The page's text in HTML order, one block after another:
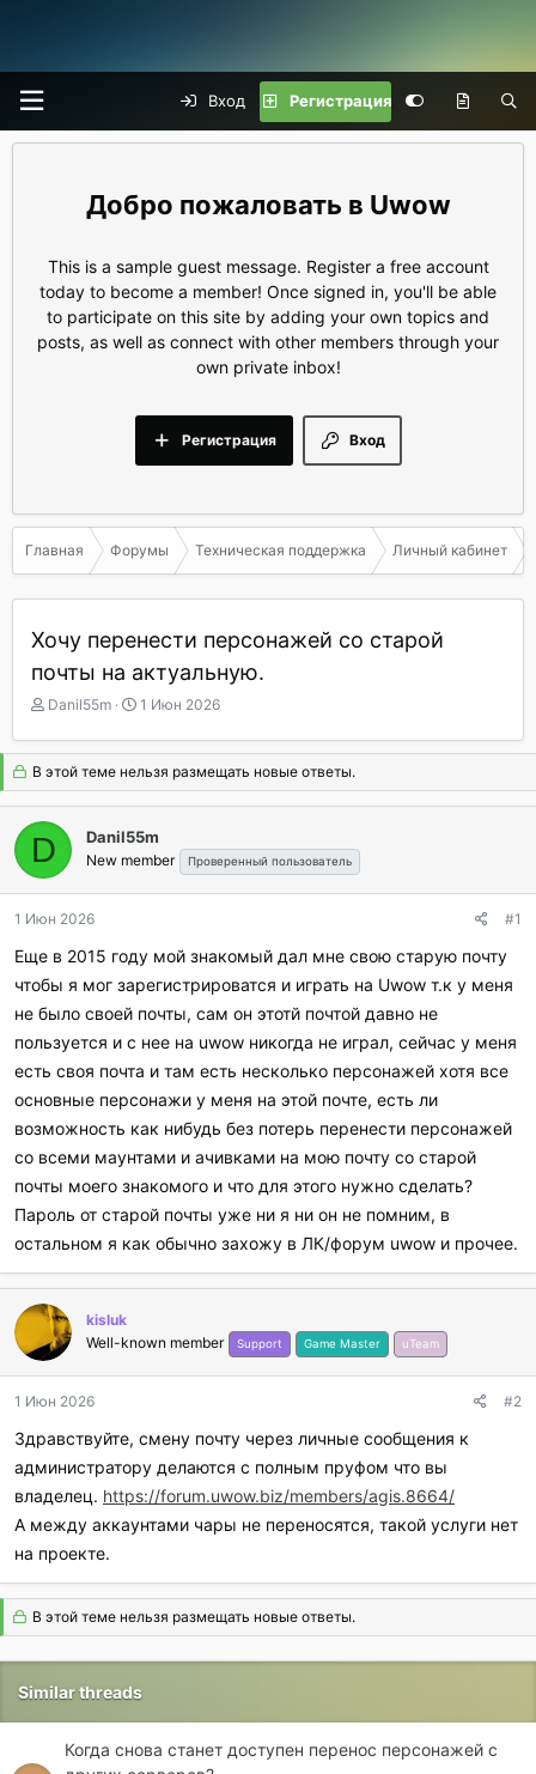
Вход Регистрация
Uwow
This is a sample guest message. Register a free account
today to become a member! Once signed in, you'll be able
to participate on this site by adding your own topics and
posts, as well as connect with other members through your
own private inbox!
Вход
Регистрация
Главная Форумы Техническая поддержка Личный кабинет
Хочу перенести персонажей со старой
почты на актуальную.
А
т
о
р
т
м
ы
Danil55m
Д
т
а
н
а
ч
а
а
1 Июн 2026
В этой теме нельзя размещать новые ответы.
D Danil55m
New member Проверенный пользователь
1 Июн 2026 #1
Еще в 2015 году мой знакомый дал мне свою старую почту
чтобы я мог зарегистрироватся и играть на Uwow т.к у меня
не было своей почты, сам он этотй почтой давно не
пользуется и с нее на uwow никогда не играл, сейчас у меня
есть своя почта и там есть несколько персонажей хотя все
основные персонажи у меня на этой почте, есть ли
возможность как нибудь без потерь перенести персонажей
со всеми маунтами и ачивками на мою почту со старой
почты моего знакомого и что для этого нужно сделать?
Пароль от старой почты уже ни я ни он не помним, в
остальном я как обычно захожу в ЛК/форум uwow и прочее.
kisluk
Well-known member
Support Game Master uTeam
1 Июн 2026 #2
Здравствуйте, смену почту через личные сообщения к
администратору делаются с полным пруфом что вы
владелец. https://forum.uwow.biz/members/agis.8664/
А между аккаунтами чары не переносятся, такой услуги нет
на проекте.
В этой теме нельзя размещать новые ответы.
Similar threads
Когда снова станет доступен перенос персонажей с